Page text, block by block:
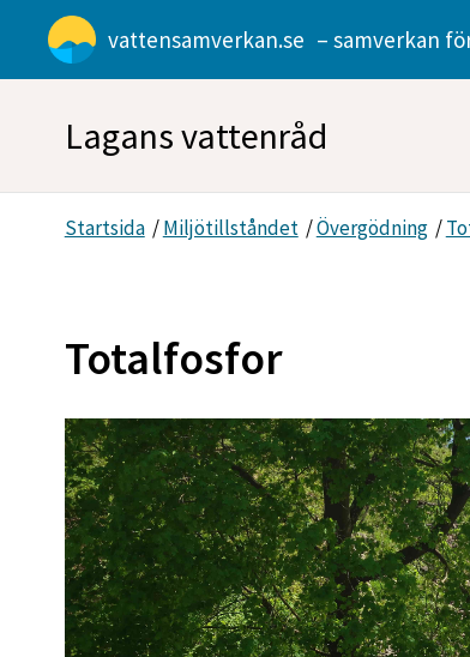
Gå direkt till sidans innehåll
vattensamverkan.se – samverkan
Lagans vattenråd
Startsida /Miljötillståndet /Övergödning /
Totalfosfor